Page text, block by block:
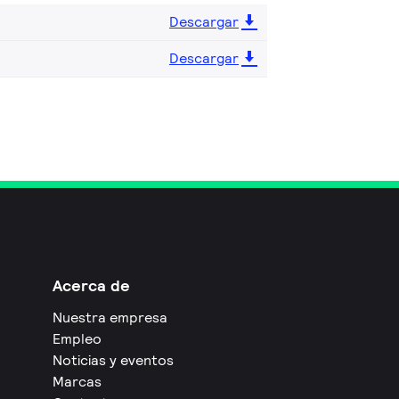
Descargar
Descargar
Acerca de
Nuestra empresa
Empleo
Noticias y eventos
Marcas